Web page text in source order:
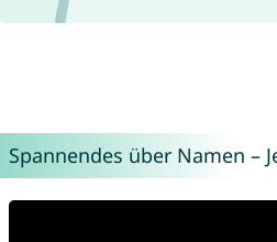
Spannendes über Namen –